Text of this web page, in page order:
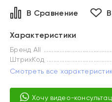
В Сравнение
Характеристики
Бренд All
ШтрихКод
Смотреть все
Хочу видео-